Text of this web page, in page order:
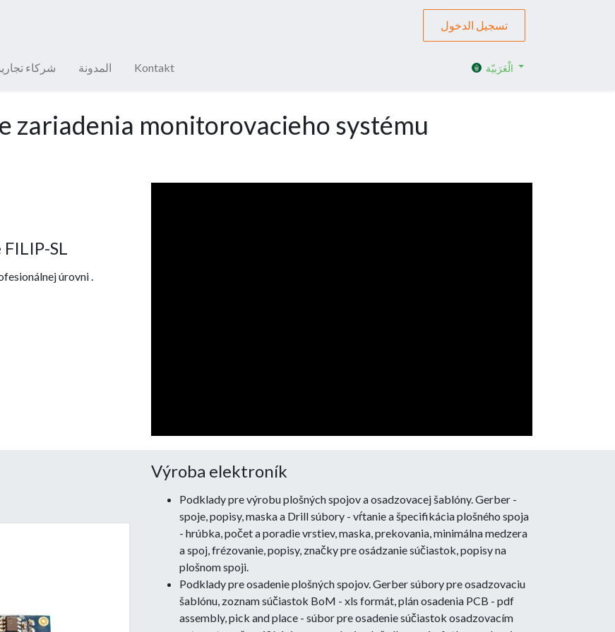
تسجيل الدخول
شركاء المدونة Kontakt الْعَرَبيّة
zariadenia monitorovacieho systému
SL
úrovni .
Výroba elektroník
Podklady pre výrobu plošných spojov a osadzovacej šablóny. Gerber -
spoje, popisy, maska a Drill súbory - vŕtanie a špecifikácia plošného spoja
- hrúbka, počet a poradie vrstiev, maska, prekovania, minimálna medzera
a spoj, frézovanie, popisy, značky pre osádzanie súčiastok, popisy na
plošnom spoji.
Podklady pre osadenie plošných spojov. Gerber súbory pre osadzovaciu
šablónu, zoznam súčiastok BoM - xls formát, plán osadenia PCB - pdf
assembly, pick and place - súbor pre osadenie súčiastok osadzovacím